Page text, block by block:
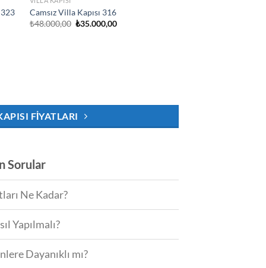
Camsız Villa Kapısı 316
₺48.000,00 Orijinal
₺35.000,00Şu
FIYATLARI
Sorular
Ne Kadar?
Yapılmalı?
Dayanıklı mı?